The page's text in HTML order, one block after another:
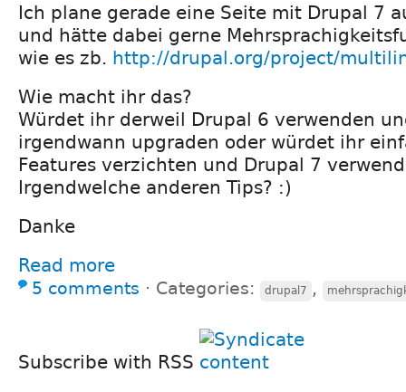
Ich plane gerade eine Seite mit Drupal 7
und hätte dabei gerne
wie es zb. http://drupal.org/project/
Wie macht ihr das?
Würdet ihr derweil Drupal 6 verwenden
irgendwann upgraden oder würdet ihr
Features verzichten und Drupal 7
Irgendwelche anderen Tips? :)
Danke
Read more
5 comments ⋅ Categories: drupal7 ,
Subscribe with RSS